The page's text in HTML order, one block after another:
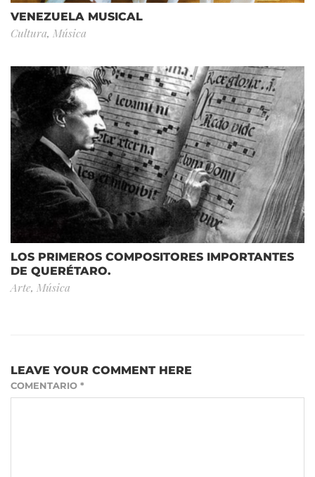
VENEZUELA MUSICAL
Cultura, Música
LOS PRIMEROS COMPOSITORES IMPORTANTES
DE QUERÉTARO.
Arte, Música
LEAVE YOUR COMMENT HERE
COMENTARIO *